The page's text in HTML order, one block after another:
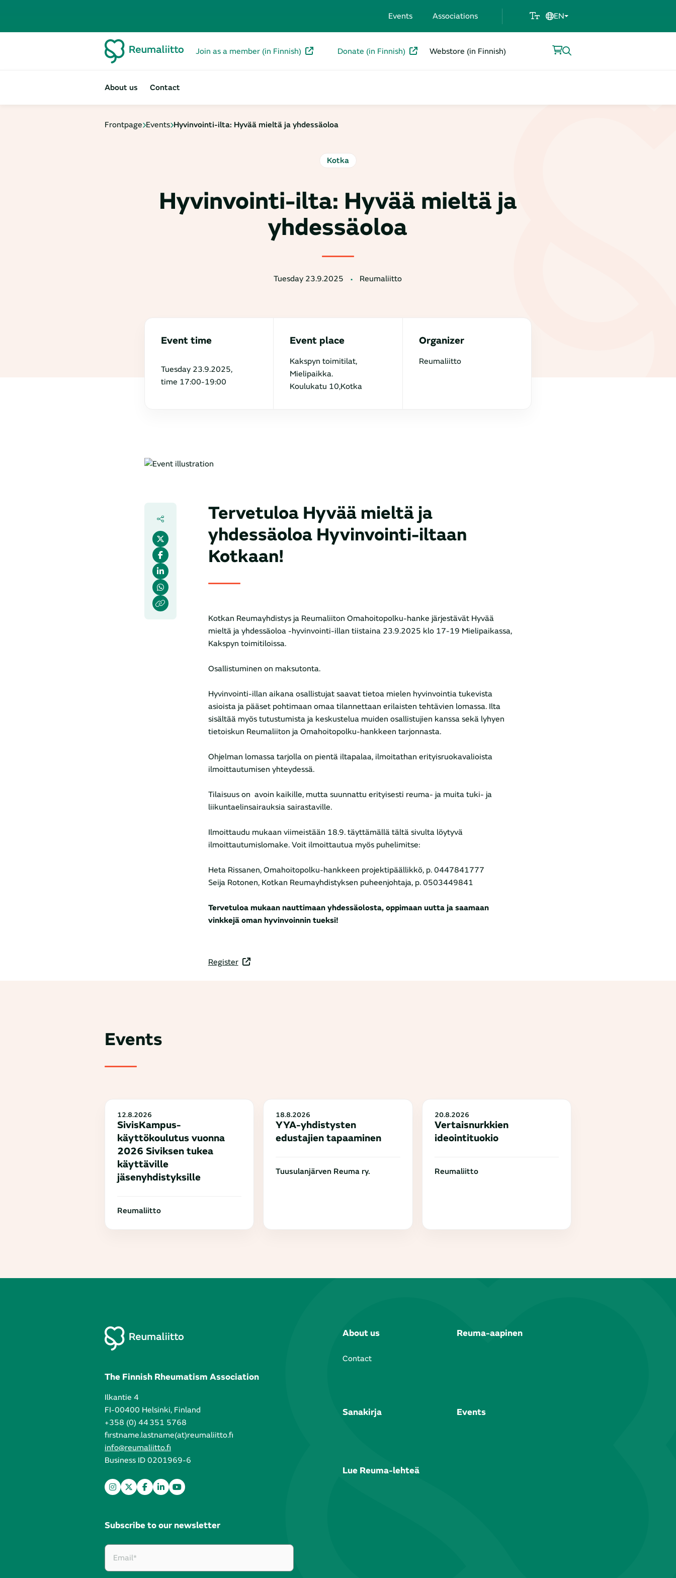
Events Associations EN
Join as a member (in Finnish) Donate (in Finnish) Webstore (in Finnish)
About us Contact
Frontpage Events Hyvinvointi-ilta: Hyvää mieltä ja yhdessäoloa
Kotka
Hyvinvointi-ilta: Hyvää mieltä ja
yhdessäoloa
Tuesday 23.9.2025 Reumaliitto
Event time
Tuesday 23.9.2025,
time 17:00-19:00
Event place
Kakspyn toimitilat,
Mielipaikka.
Koulukatu 10,Kotka
Organizer
Reumaliitto
Tervetuloa Hyvää mieltä ja
yhdessäoloa Hyvinvointi-iltaan
Kotkaan!
Kotkan Reumayhdistys ja Reumaliiton Omahoitopolku-hanke järjestävät Hyvää
mieltä ja yhdessäoloa -hyvinvointi-illan tiistaina 23.9.2025 klo 17-19 Mielipaikassa,
Kakspyn toimitiloissa.
Osallistuminen on maksutonta.
Hyvinvointi-illan aikana osallistujat saavat tietoa mielen hyvinvointia tukevista
asioista ja pääset pohtimaan omaa tilannettaan erilaisten tehtävien lomassa. Ilta
sisältää myös tutustumista ja keskustelua muiden osallistujien kanssa sekä lyhyen
tietoiskun Reumaliiton ja Omahoitopolku-hankkeen tarjonnasta.
Ohjelman lomassa tarjolla on pientä iltapalaa, ilmoitathan erityisruokavalioista
ilmoittautumisen yhteydessä.
Tilaisuus on avoin kaikille, mutta suunnattu erityisesti reuma- ja muita tuki- ja
liikuntaelinsairauksia sairastaville.
Ilmoittaudu mukaan viimeistään 18.9. täyttämällä tältä sivulta löytyvä
ilmoittautumislomake. Voit ilmoittautua myös puhelimitse:
Heta Rissanen, Omahoitopolku-hankkeen projektipäällikkö, p. 0447841777
Seija Rotonen, Kotkan Reumayhdistyksen puheenjohtaja, p. 0503449841
Tervetuloa mukaan nauttimaan yhdessäolosta, oppimaan uutta ja saamaan
vinkkejä oman hyvinvoinnin tueksi!
Register
Events
12.8.2026
SivisKampus-
käyttökoulutus vuonna
2026 Siviksen tukea
käyttäville
jäsenyhdistyksille
Reumaliitto
18.8.2026
YYA-yhdistysten
edustajien tapaaminen
Tuusulanjärven Reuma ry.
20.8.2026
Vertaisnurkkien
ideointituokio
Reumaliitto
The Finnish Rheumatism Association
Ilkantie 4
FI-00400 Helsinki, Finland
+358 (0) 44 351 5768
firstname.lastname(at)reumaliitto.fi
info@reumaliitto.fi
Business ID 0201969-6
Subscribe to our newsletter
About us
Contact
Reuma-aapinen
Sanakirja Events
Lue Reuma-lehteä